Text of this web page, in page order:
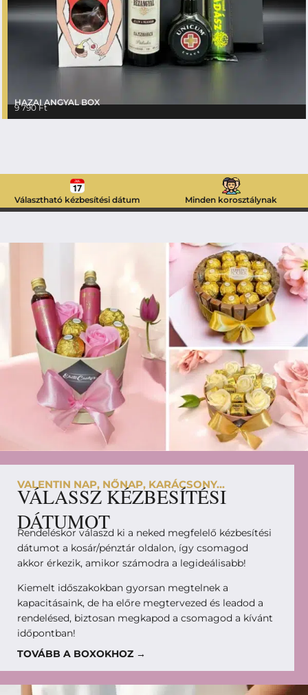
HAZAI ANGYAL BOX
9 790Ft
Választható kézbesítési dátum Minden korosztálynak
VALENTIN NAP, NŐNAP, KARÁCSONY...
VÁLASSZ KÉZBESÍTÉSI
DÁTUMOT
Rendeléskor válaszd ki a neked megfelelő kézbesítési
dátumot a kosár/pénztár oldalon, így csomagod
akkor érkezik, amikor számodra a legideálisabb!
Kiemelt időszakokban gyorsan megtelnek a
kapacitásaink, de ha előre megtervezed és leadod a
rendelésed, biztosan megkapod a csomagod a kívánt
időpontban!
TOVÁBB A BOXOKHOZ →